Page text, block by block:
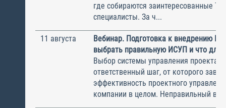
где собираются заинтересованные
специалисты. За ч...
11 августа
Вебинар. Подготовка к внедрению
выбрать правильную ИСУП и что для
Выбор системы управления
ответственный шаг, от которого
эффективность проектного
компании в целом. Неправильный